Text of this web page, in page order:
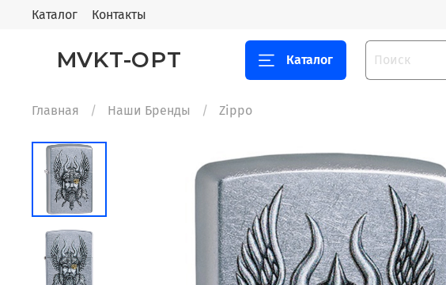
Каталог Контакты
MVKT-OPT Каталог
Главная Наши Бренды Zippo